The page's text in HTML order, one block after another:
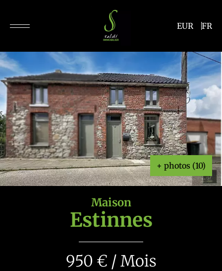
EUR FR
+ photos (10)
Maison
Estinnes
950 € / Mois